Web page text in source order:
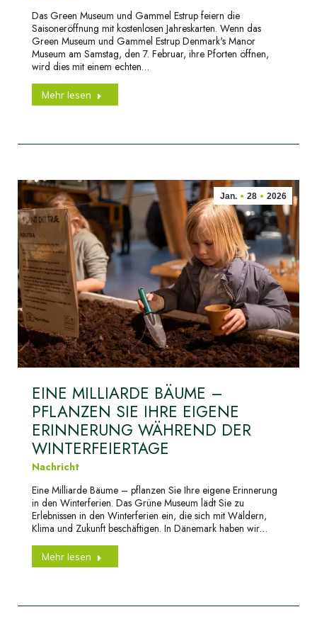
Das Green Museum und Gammel Estrup feiern die
Saisoneröffnung mit kostenlosen Jahreskarten. Wenn das
Green Museum und Gammel Estrup Denmark's Manor
Museum am Samstag, den 7. Februar, ihre Pforten öffnen,
wird dies mit einem echten…
Mehr lesen
Jan. 28 2026
EINE MILLIARDE BÄUME –
PFLANZEN SIE IHRE EIGENE
ERINNERUNG WÄHREND DER
WINTERFEIERTAGE
Nachricht
Eine Milliarde Bäume – pflanzen Sie Ihre eigene Erinnerung
in den Winterferien. Das Grüne Museum lädt Sie zu
Erlebnissen in den Winterferien ein, die sich mit Wäldern,
Klima und Zukunft beschäftigen. In Dänemark haben wir…
Mehr lesen